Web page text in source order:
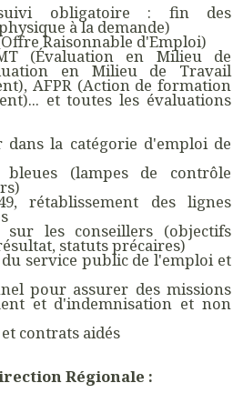
obligatoire : fin des
à la demande)
Raisonnable d'Emploi)
(Évaluation en Milieu de
en Milieu de Travail
AFPR (Action de formation
et toutes les évaluations
la catégorie d'emploi de
(lampes de contrôle
rétablissement des lignes
les conseillers (objectifs
statuts précaires)
service public de l'emploi et
pour assurer des missions
et d'indemnisation et non
contrats aidés
Régionale :